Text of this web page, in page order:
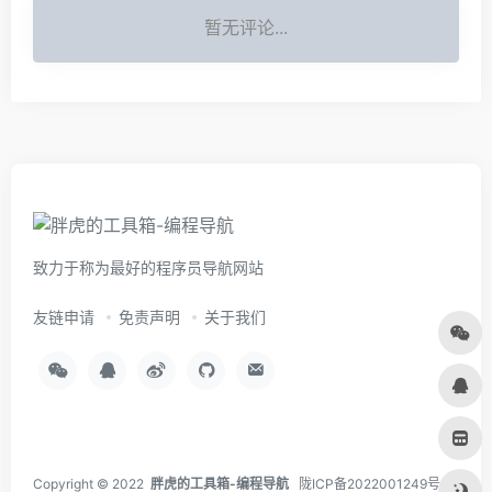
暂无评论...
致力于称为最好的程序员导航网站
友链申请 免责声明 关于我们
Copyright © 2022 胖虎的工具箱-编程导航 陇ICP备2022001249号